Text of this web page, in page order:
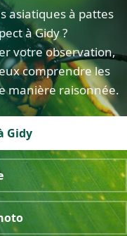
asiatiques à pattes
à Gidy ?
votre observation,
comprendre les
manière raisonnée.
Gidy